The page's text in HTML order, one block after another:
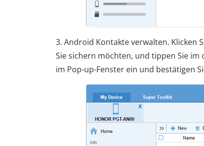
3. Android Kontakte verwalten. Klicken
Sie sichern möchten, und tippen Sie im
im Pop-up-Fenster ein und bestätigen